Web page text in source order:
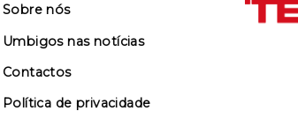
Sobre nós
Umbigos nas notícias
Contactos
Política de privacidade